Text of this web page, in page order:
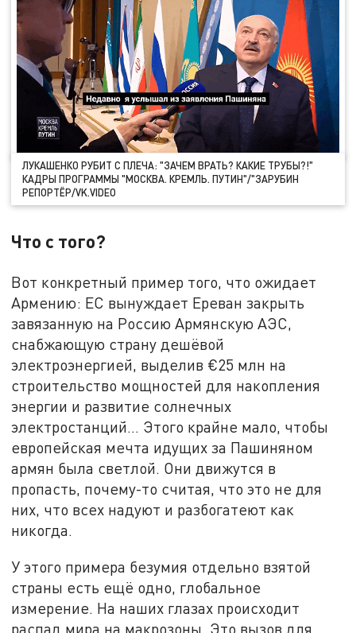
ЛУКАШЕНКО РУБИТ С ПЛЕЧА: "ЗАЧЕМ ВРАТЬ? КАКИЕ ТРУБЫ?!"
КАДРЫ ПРОГРАММЫ "МОСКВА. КРЕМЛЬ. ПУТИН"/"ЗАРУБИН
РЕПОРТЁР/VK.VIDEO
Что с того?
Вот конкретный пример того, что ожидает
Армению: ЕС вынуждает Ереван закрыть
завязанную на Россию Армянскую АЭС,
снабжающую страну дешёвой
электроэнергией, выделив €25 млн на
строительство мощностей для накопления
энергии и развитие солнечных
электростанций… Этого крайне мало, чтобы
европейская мечта идущих за Пашиняном
армян была светлой. Они движутся в
пропасть, почему-то считая, что это не для
них, что всех надуют и разбогатеют как
никогда.
У этого примера безумия отдельно взятой
страны есть ещё одно, глобальное
измерение. На наших глазах происходит
распад мира на макрозоны. Это вызов для